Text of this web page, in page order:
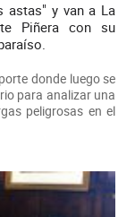
astas" y van a La
Piñera con su
donde luego se
para analizar una
peligrosas en el